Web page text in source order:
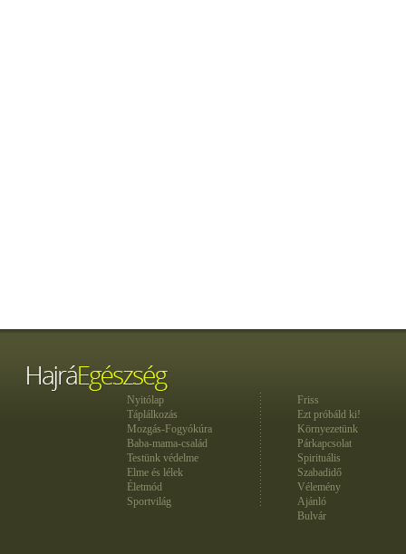
Nyitólap
Táplálkozás
Mozgás-Fogyókúra
Baba-mama-család
Testünk védelme
Elme és lélek
Életmód
Sportvilág
Friss
Ezt próbáld ki!
Környezetünk
Párkapcsolat
Spirituális
Szabadidő
Vélemény
Ajánló
Bulvár